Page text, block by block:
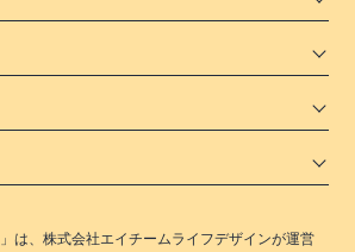
」は、株式会社エイチームライフデザインが運営